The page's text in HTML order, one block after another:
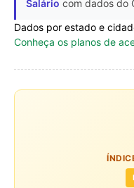
Salário com dados do
Dados por estado e
Conheça os planos de